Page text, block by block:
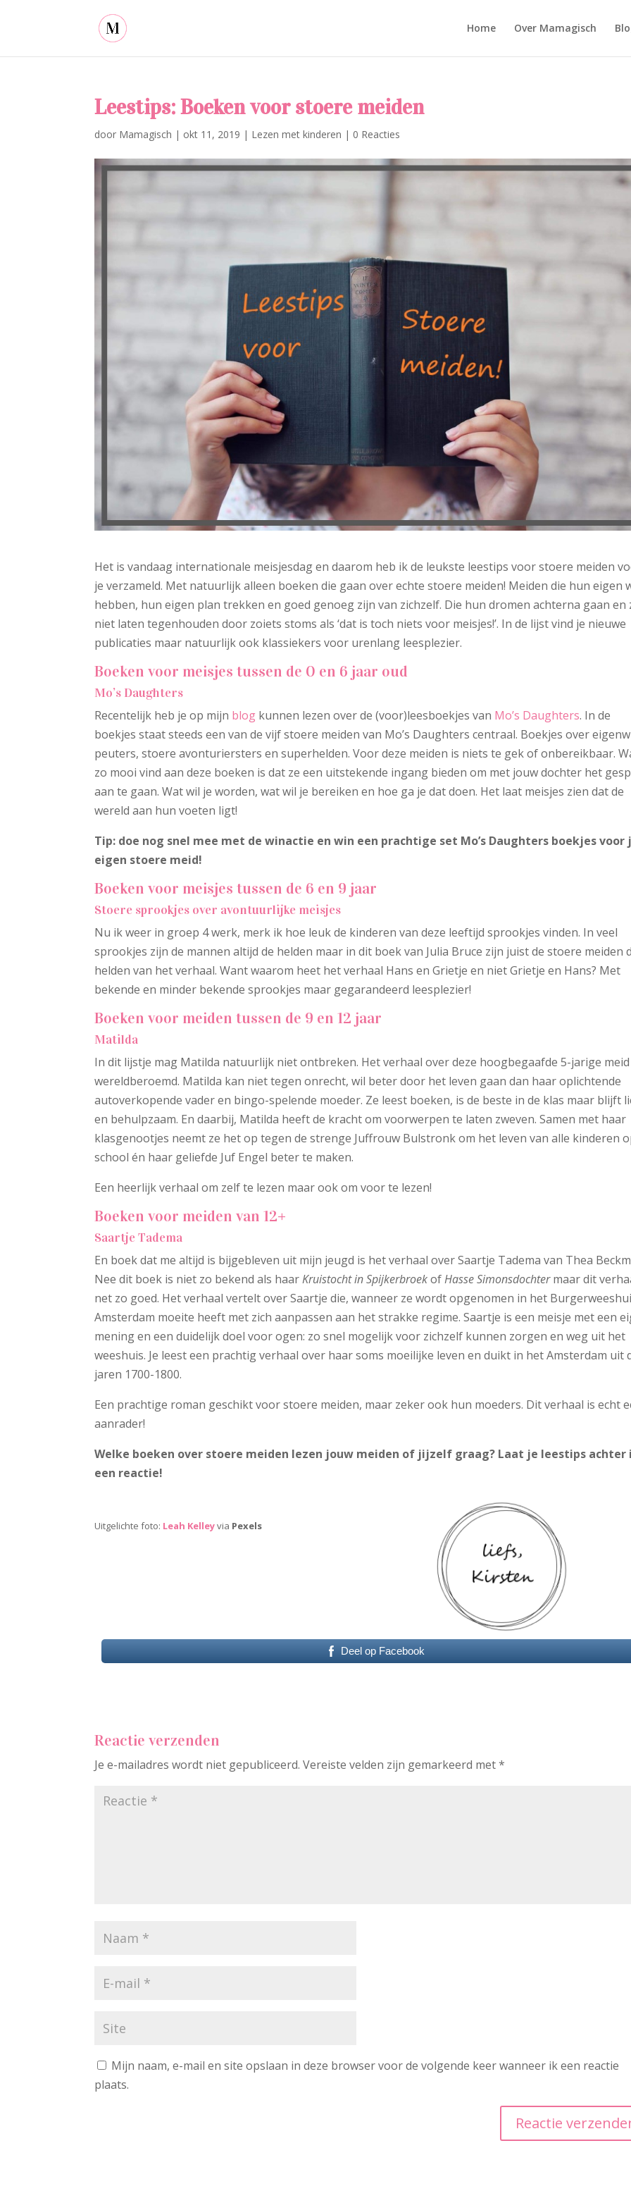
Home Over Mamagisch
Leestips: Boeken voor stoere meiden
door Mamagisch | okt 11, 2019 | Lezen met kinderen | 0 Reacties
Het is vandaag internationale meisjesdag en daarom heb ik de leukste leestips voor stoere meiden
je verzameld. Met natuurlijk alleen boeken die gaan over echte stoere meiden! Meiden die hun eigen
hebben, hun eigen plan trekken en goed genoeg zijn van zichzelf. Die hun dromen achterna gaan en
niet laten tegenhouden door zoiets stoms als ‘dat is toch niets voor meisjes!’. In de lijst vind je nieuwe
publicaties maar natuurlijk ook klassiekers voor urenlang leesplezier.
Boeken voor meisjes tussen de 0 en 6 jaar oud
Mo’s Daughters
Recentelijk heb je op mijn blog kunnen lezen over de (voor)leesboekjes van Mo’s Daughters. In de
boekjes staat steeds een van de vijf stoere meiden van Mo’s Daughters centraal. Boekjes over
peuters, stoere avonturiersters en superhelden. Voor deze meiden is niets te gek of onbereikbaar.
zo mooi vind aan deze boeken is dat ze een uitstekende ingang bieden om met jouw dochter het
aan te gaan. Wat wil je worden, wat wil je bereiken en hoe ga je dat doen. Het laat meisjes zien dat de
wereld aan hun voeten ligt!
Tip: doe nog snel mee met de winactie en win een prachtige set Mo’s Daughters boekjes voor
eigen stoere meid!
Boeken voor meisjes tussen de 6 en 9 jaar
Stoere sprookjes over avontuurlijke meisjes
Nu ik weer in groep 4 werk, merk ik hoe leuk de kinderen van deze leeftijd sprookjes vinden. In veel
sprookjes zijn de mannen altijd de helden maar in dit boek van Julia Bruce zijn juist de stoere meiden
helden van het verhaal. Want waarom heet het verhaal Hans en Grietje en niet Grietje en Hans? Met
bekende en minder bekende sprookjes maar gegarandeerd leesplezier!
Boeken voor meiden tussen de 9 en 12 jaar
Matilda
In dit lijstje mag Matilda natuurlijk niet ontbreken. Het verhaal over deze hoogbegaafde 5-jarige meid
wereldberoemd. Matilda kan niet tegen onrecht, wil beter door het leven gaan dan haar oplichtende
autoverkopende vader en bingo-spelende moeder. Ze leest boeken, is de beste in de klas maar blijft
en behulpzaam. En daarbij, Matilda heeft de kracht om voorwerpen te laten zweven. Samen met haar
klasgenootjes neemt ze het op tegen de strenge Juffrouw Bulstronk om het leven van alle kinderen
school én haar geliefde Juf Engel beter te maken.
Een heerlijk verhaal om zelf te lezen maar ook om voor te lezen!
Boeken voor meiden van 12+
Saartje Tadema
En boek dat me altijd is bijgebleven uit mijn jeugd is het verhaal over Saartje Tadema van Thea
Nee dit boek is niet zo bekend als haarKruistocht in SpijkerbroekofHasse Simonsdochtermaar dit
net zo goed. Het verhaal vertelt over Saartje die, wanneer ze wordt opgenomen in het
Amsterdam moeite heeft met zich aanpassen aan het strakke regime. Saartje is een meisje met een
mening en een duidelijk doel voor ogen: zo snel mogelijk voor zichzelf kunnen zorgen en weg uit het
weeshuis. Je leest een prachtig verhaal over haar soms moeilijke leven en duikt in het Amsterdam uit
jaren 1700-1800.
Een prachtige roman geschikt voor stoere meiden, maar zeker ook hun moeders. Dit verhaal is echt
aanrader!
Welke boeken over stoere meiden lezen jouw meiden of jijzelf graag? Laat je leestips achter
een reactie!
Uitgelichte foto: Leah Kelleyvia Pexels
Deel op Facebook
Reactie verzenden
Je e-mailadres wordt niet gepubliceerd. Vereiste velden zijn gemarkeerd met*
Mijn naam, e-mail en site opslaan in deze browser voor de volgende keer wanneer ik een reactie
plaats.